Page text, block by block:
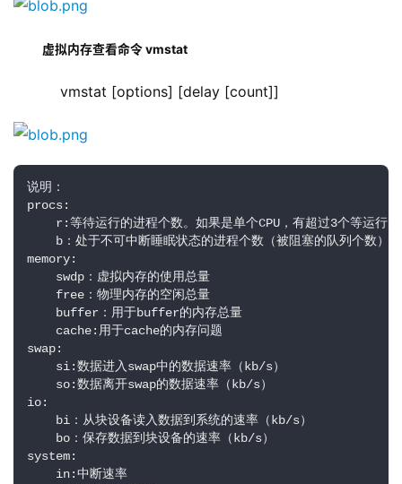
虚拟内存查看命令 vmstat
vmstat [options] [delay [count]]
说明：
procs:
r:等待运行的进程个数。如果是单个CPU，有超过3个等运行的
b：处于不可中断睡眠状态的进程个数（被阻塞的队列个数）
memory:
swdp：虚拟内存的使用总量
free：物理内存的空闲总量
buffer：用于buffer的内存总量
cache:用于cache的内存问题
swap:
si:数据进入swap中的数据速率（kb/s）
so:数据离开swap的数据速率（kb/s）
io:
bi：从块设备读入数据到系统的速率（kb/s）
bo：保存数据到块设备的速率（kb/s）
system:
in:中断速率